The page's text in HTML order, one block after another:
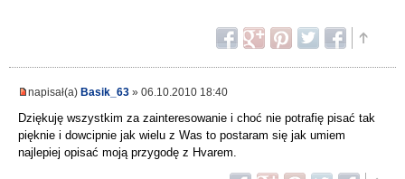
napisał(a) Basik_63 » 06.10.2010 18:40
Dziękuję wszystkim za zainteresowanie i choć nie potrafię pisać tak
pięknie i dowcipnie jak wielu z Was to postaram się jak umiem
najlepiej opisać moją przygodę z Hvarem.